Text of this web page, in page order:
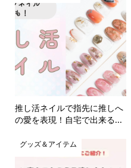
推し活ネイルで指先に推しへ
の愛を表現！自宅で出来る...
グッズ＆アイテム